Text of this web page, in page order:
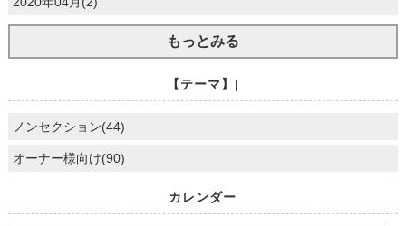
もっとみる
【テーマ】|
ノンセクション(44)
オーナー様向け(90)
カレンダー